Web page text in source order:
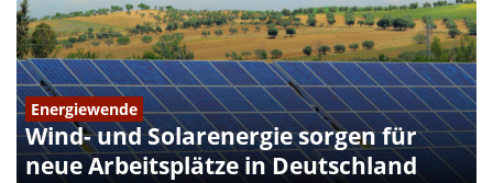
Energiewende
Wind- und Solarenergie sorgen für
neue Arbeitsplätze in Deutschland